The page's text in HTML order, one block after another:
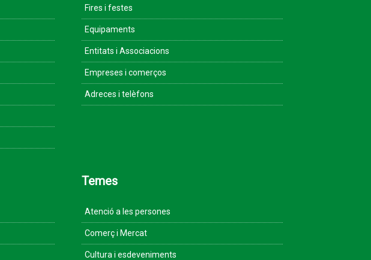
Fires i festes
Equipaments
Entitats i Associacions
Empreses i comerços
Adreces i telèfons
Temes
Atenció a les persones
Comerç i Mercat
Cultura i esdeveniments